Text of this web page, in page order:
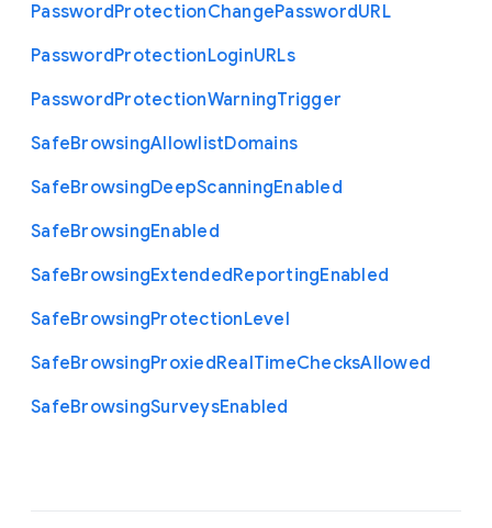
PasswordProtectionChangePasswordURL
PasswordProtectionLoginURLs
PasswordProtectionWarningTrigger
SafeBrowsingAllowlistDomains
SafeBrowsingDeepScanningEnabled
SafeBrowsingEnabled
SafeBrowsingExtendedReportingEnabled
SafeBrowsingProtectionLevel
SafeBrowsingProxiedRealTimeChecksAllowed
SafeBrowsingSurveysEnabled